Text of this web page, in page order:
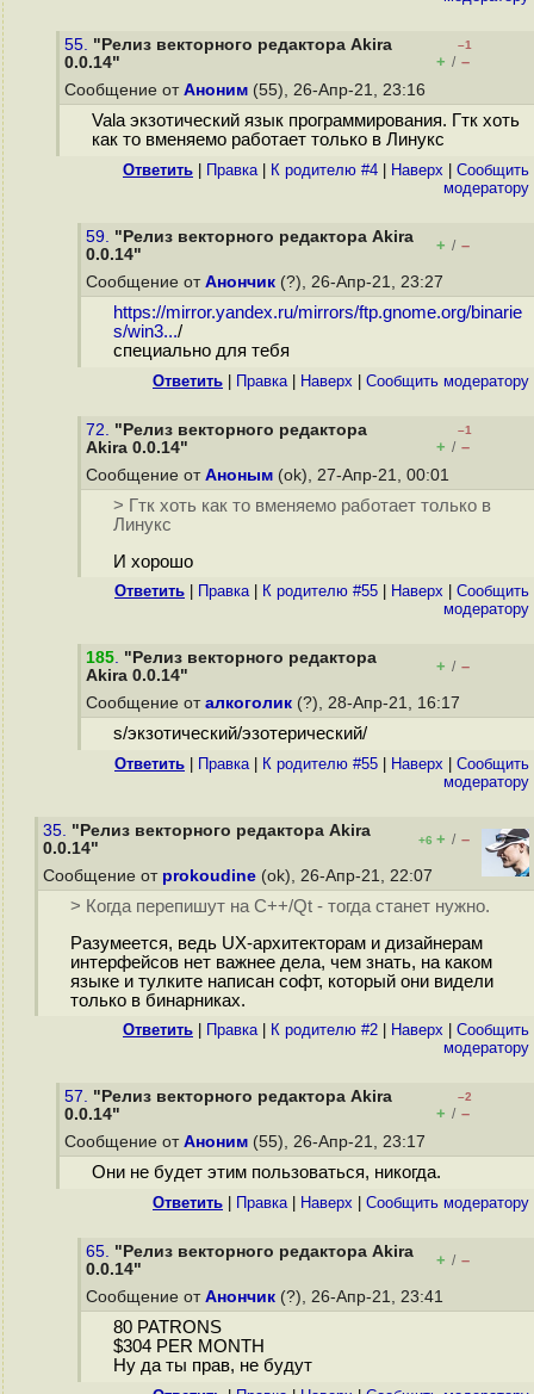
55. "Релиз векторного редактора Akira
0.0.14"
–1
+ / –
Сообщение от Аноним (55), 26-Апр-21, 23:16
Vala экзотический язык программирования. Гтк хоть
как то вменяемо работает только в Линукс
Ответить Правка| К родителю #4 Наверх
Cообщить
модератору
59. "Релиз векторного редактора Akira
0.0.14"
+ / –
Сообщение от Анончик (?), 26-Апр-21, 23:27
https://mirror.yandex.ru/mirrors/ftp.gnome.org/binarie
s/win3.../
специально для тебя
Ответить Правка| Наверх Cообщить модератору
72. "Релиз векторного редактора
Akira 0.0.14"
–1
+ / –
Сообщение от Аноным (ok), 27-Апр-21, 00:01
> Гтк хоть как то вменяемо работает только в
Линукс
И хорошо
Ответить Правка| К родителю #55 Наверх
Cообщить
модератору
185. "Релиз векторного редактора
Akira 0.0.14"
+ / –
Сообщение от алкоголик (?), 28-Апр-21, 16:17
s/экзотический/эзотерический/
Ответить Правка| К родителю #55 Наверх
Cообщить
модератору
35. "Релиз векторного редактора Akira
0.0.14"
+6 + / –
Сообщение от prokoudine (ok), 26-Апр-21, 22:07
> Когда перепишут на C++/Qt - тогда станет нужно.
Разумеется, ведь UX-архитекторам и дизайнерам
интерфейсов нет важнее дела, чем знать, на каком
языке и тулките написан софт, который они видели
только в бинарниках.
Ответить Правка| К родителю #2 Наверх
Cообщить
модератору
57. "Релиз векторного редактора Akira
0.0.14"
–2
+ / –
Сообщение от Аноним (55), 26-Апр-21, 23:17
Они не будет этим пользоваться, никогда.
Ответить Правка| Наверх Cообщить модератору
65. "Релиз векторного редактора Akira
0.0.14"
+ / –
Сообщение от Анончик (?), 26-Апр-21, 23:41
80 PATRONS
$304 PER MONTH
Ну да ты прав, не будут